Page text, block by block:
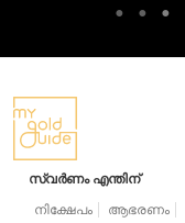
സ്വർണം എന്തിന്
നിക്ഷേപം
ആഭരണം